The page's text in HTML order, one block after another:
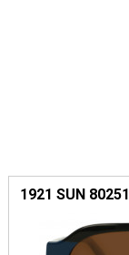
1921 SUN 80251